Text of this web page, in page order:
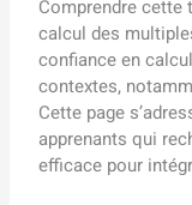
Comprendre cette
calcul des
confiance en
contextes,
Cette page
apprenants qui
efficace pour